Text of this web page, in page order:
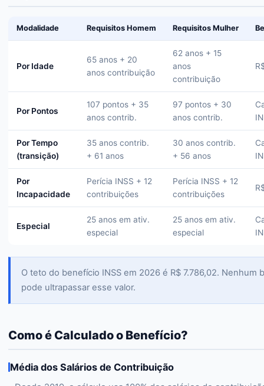
Modalidade Requisitos Homem Requisitos Mulher
Por Idade
65 anos + 20
anos contribuição
62 anos + 15
anos
contribuição
Por Pontos
107 pontos + 35
anos contrib.
97 pontos + 30
anos contrib.
Por Tempo
(transição)
35 anos contrib.
+ 61 anos
30 anos contrib.
+ 56 anos
Por
Incapacidade
Perícia INSS + 12
contribuições
Perícia INSS + 12
contribuições
Especial
25 anos em ativ.
especial
25 anos em ativ.
especial
O teto do benefício INSS em 2026 é R$ 7.786,02. Nenhum
pode ultrapassar esse valor.
Como é Calculado o Benefício?
Média dos Salários de Contribuição